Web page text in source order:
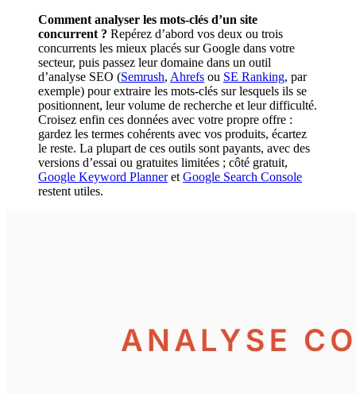
Comment analyser les mots-clés d’un site
concurrent ? Repérez d’abord vos deux ou trois
concurrents les mieux placés sur Google dans votre
secteur, puis passez leur domaine dans un outil
d’analyse SEO (Semrush, Ahrefs ou SE Ranking, par
exemple) pour extraire les mots-clés sur lesquels ils se
positionnent, leur volume de recherche et leur difficulté.
Croisez enfin ces données avec votre propre offre :
gardez les termes cohérents avec vos produits, écartez
le reste. La plupart de ces outils sont payants, avec des
versions d’essai ou gratuites limitées ; côté gratuit,
Google Keyword Planneret Google Search Console
restent utiles.